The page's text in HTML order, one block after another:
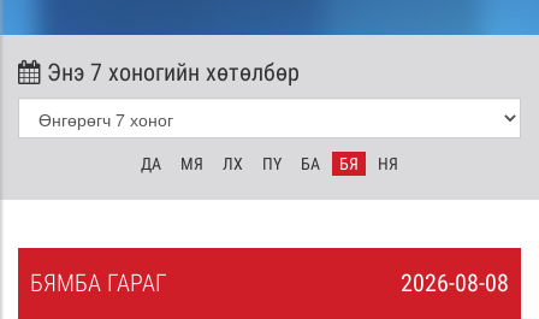
Энэ 7 хоногийн хөтөлбөр
ДА МЯ ЛХ ПҮ БА БЯ НЯ
2026-08-08
БЯМБА ГАРАГ